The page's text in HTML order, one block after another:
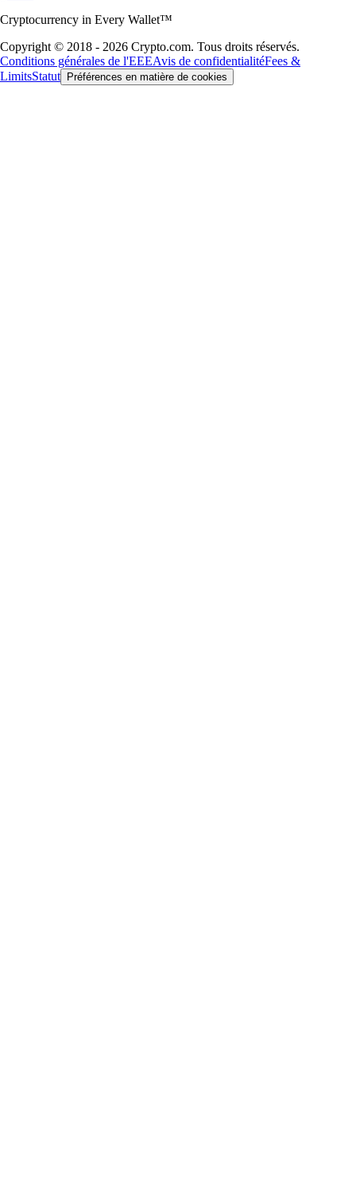
Cryptocurrency in Every Wallet™
Copyright © 2018 - 2026 Crypto.com. Tous droits réservés.
Conditions générales de l'EEEAvis de confidentialitéFees &
LimitsStatut Préférences en matière de cookies